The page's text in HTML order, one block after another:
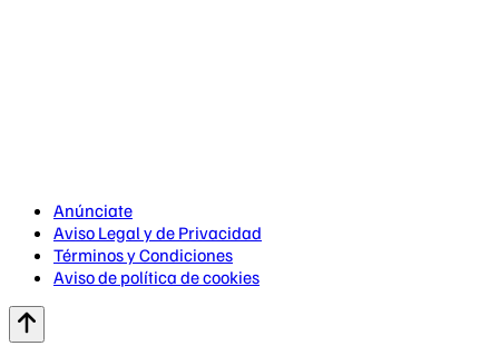
Anúnciate
Aviso Legal y de Privacidad
Términos y Condiciones
Aviso de política de cookies